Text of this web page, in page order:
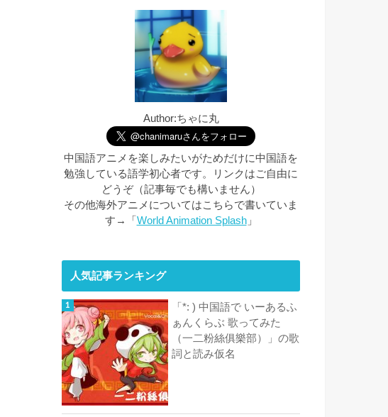
Author:ちゃに丸
中国語アニメを楽しみたいがためだけに中国語を
勉強している語学初心者です。リンクはご自由に
どうぞ（記事毎でも構いません）
その他海外アニメについてはこちらで書いていま
す→「 World Animation Splash」
人気記事ランキング
「*: ) 中国語で いーあるふ
ぁんくらぶ 歌ってみた
（一二粉絲俱樂部）」の歌
詞と読み仮名